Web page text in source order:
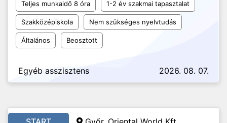
Teljes munkaidő 8 óra 1-2 év szakmai tapasztalat
Szakközépiskola Nem szükséges nyelvtudás
Általános Beosztott
Egyéb asszisztens 2026. 08. 07.